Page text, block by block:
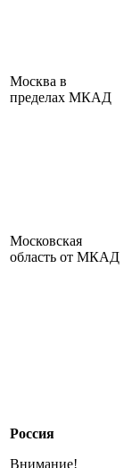
Москва в
пределах МКАД
Московская
область от МКАД
Россия
Внимание!